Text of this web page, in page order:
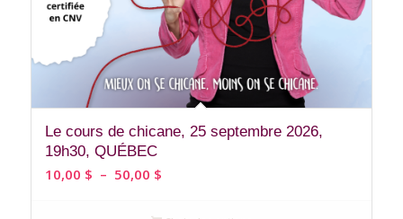
Le cours de chicane, 25 septembre 2026,
19h30, QUÉBEC
10,00 $ – 50,00 $Plage
prix :